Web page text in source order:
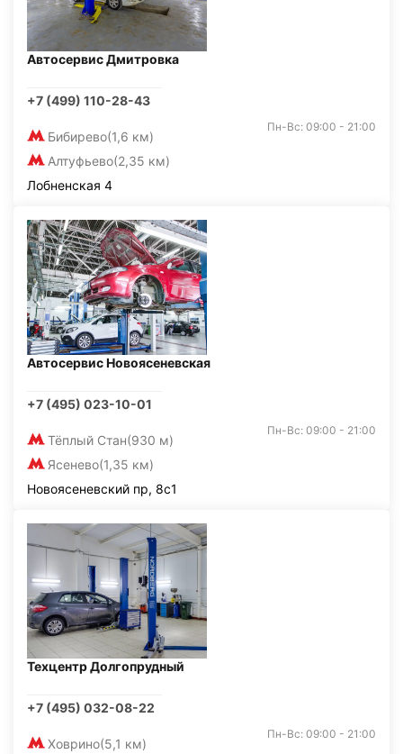
Автосервис Дмитровка
+7 (499) 110-28-43
Бибирево(1,6 км)
Алтуфьево(2,35 км)
Пн-Вс: 09:00 - 21:00
Лобненская 4
Автосервис Новоясеневская
+7 (495) 023-10-01
Тёплый Стан(930 м)
Ясенево(1,35 км)
Пн-Вс: 09:00 - 21:00
Новоясеневский пр, 8с1
Техцентр Долгопрудный
+7 (495) 032-08-22
Ховрино(5,1 км)
Пн-Вс: 09:00 - 21:00